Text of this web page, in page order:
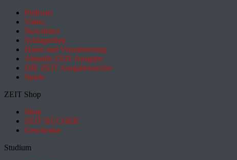
Podcasts
Video
Newsletter
Schlagzeilen
Daten und Visualisierung
Aktuelle ZEIT-Ausgabe
DIE ZEIT Ausgabenarchiv
Spiele
ZEIT Shop
Shop
ZEIT BÜCHER
Geschenke
Studium